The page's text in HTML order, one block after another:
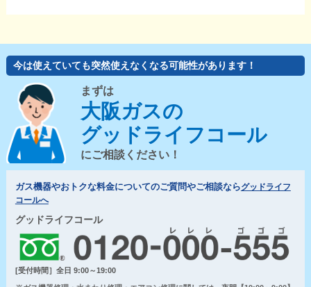
今は使えていても突然使えなくなる可能性があります！
まずは
大阪ガスの
グッドライフコール
にご相談ください！
ガス機器やおトクな料金についてのご質問やご相談ならグッドライフ
コールへ
グッドライフコール
[受付時間］全日 9:00～19:00